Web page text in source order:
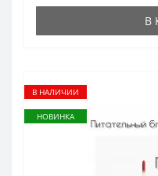
В
В НАЛИЧИИ
НОВИНКА